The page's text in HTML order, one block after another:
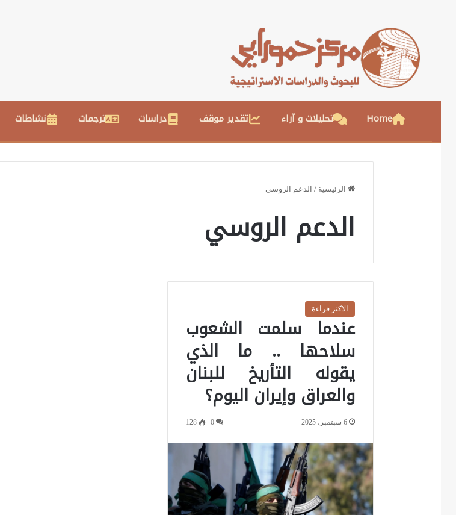
Home تحليلات و آراء تقدير موقف دراسات ترجمات نشاطات
الرئيسية / الدعم الروسي
الدعم الروسي
الاكثر قراءة
عندما سلمت الشعوب
سلاحها .. ما الذي
يقوله التأريخ للبنان
والعراق وإيران اليوم؟
6 سبتمبر، 2025 0
128